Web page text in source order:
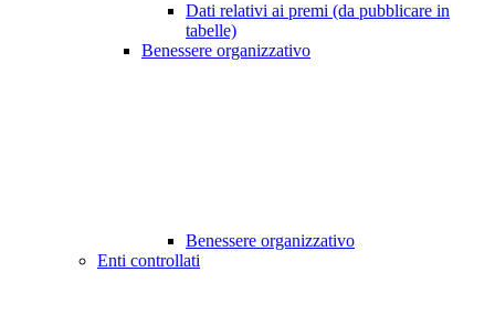
Dati relativi ai premi (da pubblicare in
tabelle)
Benessere organizzativo
Benessere organizzativo
Enti controllati